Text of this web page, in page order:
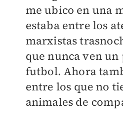
me ubico en una
estaba entre los
marxistas
que nunca ven
futbol. Ahora
entre los que no
animales de